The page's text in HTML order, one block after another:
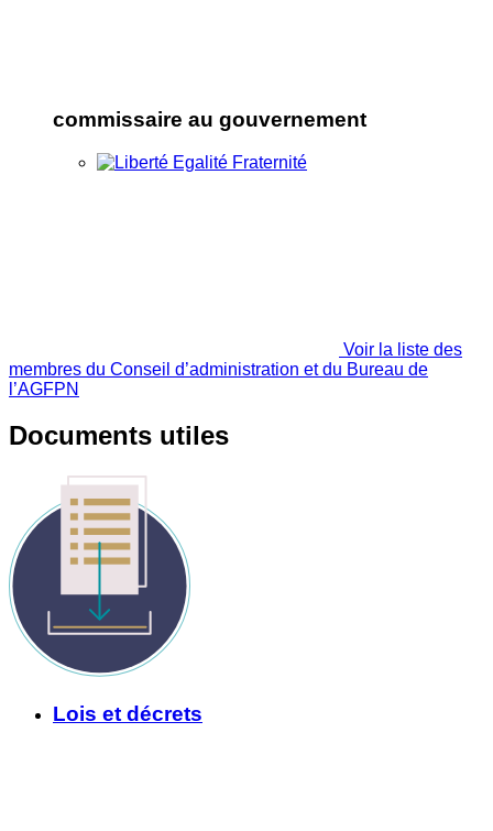
commissaire au gouvernement
Voir la liste des
membres du Conseil d’administration et du Bureau de
l’AGFPN
Documents utiles
Lois et décrets